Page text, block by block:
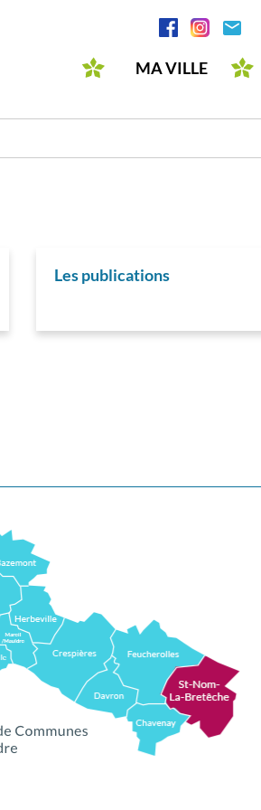
contenu
principal
Réseaux
sociaux
MA VILLE
Les publications